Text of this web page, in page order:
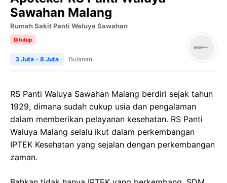
Sawahan Malang
Rumah Sakit Panti Waluya Sawahan
Ditutup
3 Juta - 8 Juta Bulanan
RS Panti Waluya Sawahan Malang berdiri sejak tahun
1929, dimana sudah cukup usia dan pengalaman
dalam memberikan pelayanan kesehatan. RS Panti
Waluya Malang selalu ikut dalam perkembangan
IPTEK Kesehatan yang sejalan dengan perkembangan
zaman.